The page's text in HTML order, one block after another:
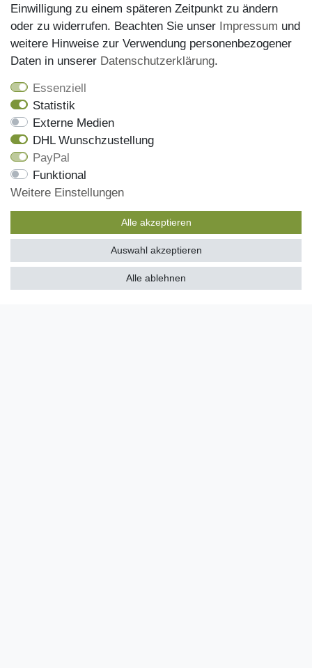
Impressum
Datenschutz
AGB
Widerrufsrecht
Versandinformationen
Zahlungsmöglichkeiten
Onlineshop
Mein Konto
Kontakt
Einwilligung zu einem späteren Zeitpunkt zu ändern
oder zu widerrufen. Beachten Sie unser Impressum und
weitere Hinweise zur Verwendung personenbezogener
Daten in unserer Daten­schutz­erklärung.
Essenziell
Statistik
Externe Medien
DHL Wunschzustellung
PayPal
Funktional
Weitere Einstellungen
Alle akzeptieren
Alle ablehnen
Auswahl akzeptieren
Bewertungen bei: ebay.de, amazon.de, shopvote.de ⓘ
Informationen zur Echtheit der Bewertungen